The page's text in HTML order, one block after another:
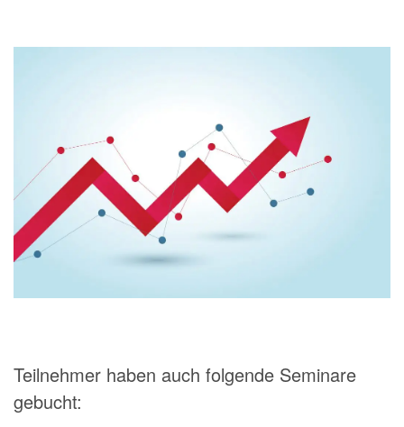
Teilnehmer haben auch folgende Seminare
gebucht: